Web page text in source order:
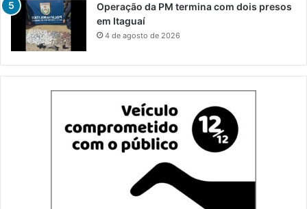
Operação da PM termina com dois presos
em Itaguaí
4 de agosto de 2026